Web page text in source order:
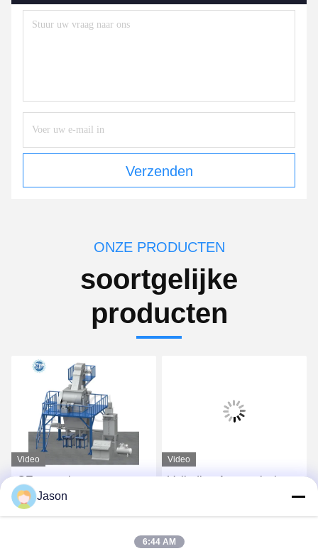
Verzenden
ONZE PRODUCTEN
soortgelijke
producten
Video
CE-spanning aangepaste
droge mengsel poeder
mortel mengmachine
mixer keramische tegels
Video
Volledige Automatische
voor Tegelkleefstof en
Jason
6:44 AM